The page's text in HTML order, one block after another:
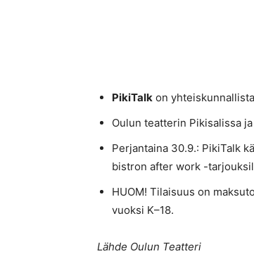
PikiTalk on
Oulun teatterin Pikisalissa
Perjantaina 30.9.: PikiTalk
bistron after work -
HUOM! Tilaisuus on
vuoksi K–18.
Lähde Oulun Teatteri